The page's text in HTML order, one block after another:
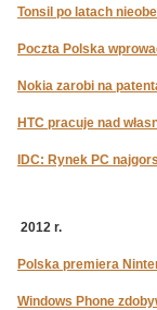
Tonsil po latach
Poczta Polska
Nokia zarobi na
HTC pracuje nad
IDC: Rynek PC
2012 r.
Polska premiera
Windows Phone